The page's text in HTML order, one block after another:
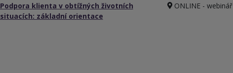
Podpora klienta v obtížných životních
situacích: základní orientace
ONLINE - webinář